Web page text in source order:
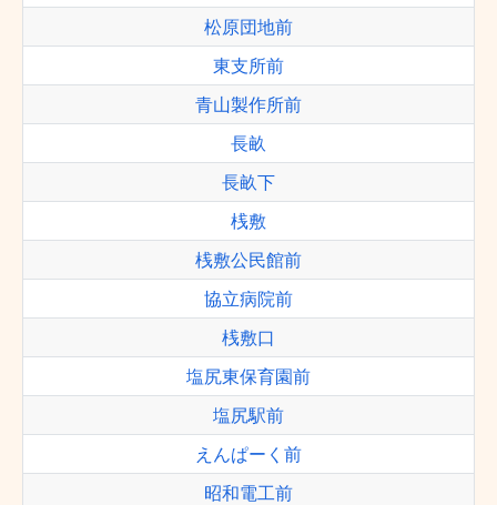
松原団地前
東支所前
青山製作所前
長畝
長畝下
桟敷
桟敷公民館前
協立病院前
桟敷口
塩尻東保育園前
塩尻駅前
えんぱーく前
昭和電工前